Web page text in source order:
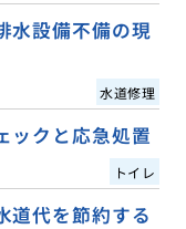
水設備不備の現
水道修理
ックと応急処置
トイレ
道代を節約する